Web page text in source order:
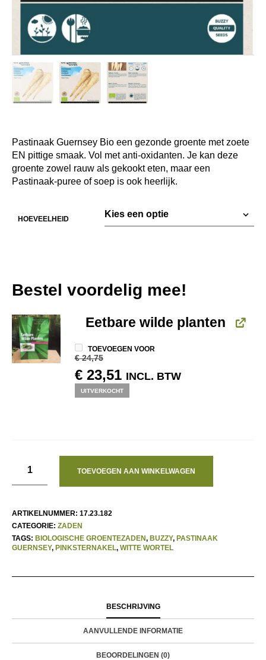
Pastinaak Guernsey Bio een gezonde groente met zoete
EN pittige smaak. Vol met anti-oxidanten. Je kan deze
groente zowel rauw als gekookt eten, maar een
Pastinaak-puree of soep is ook heerlijk.
HOEVEELHEID
Bestel voordelig mee!
Eetbare wilde planten
TOEVOEGEN VOOR
€24,75
OORSPRONKELIJKE
PRIJS
WAS:
€23,51HUIDIGE
PRIJS
IS:
INCL. BTW
UITVERKOCHT
TOEVOEGEN AAN WINKELWAGEN
ARTIKELNUMMER: 17.23.182
CATEGORIE: ZADEN
TAGS: BIOLOGISCHE GROENTEZADEN, BUZZY, PASTINAAK
GUERNSEY, PINKSTERNAKEL, WITTE WORTEL
BESCHRIJVING
AANVULLENDE INFORMATIE
BEOORDELINGEN (0)